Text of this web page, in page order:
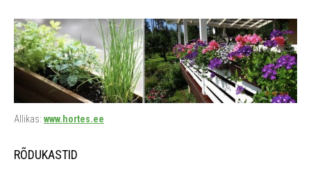
Allikas: www.hortes.ee
RÕDUKASTID